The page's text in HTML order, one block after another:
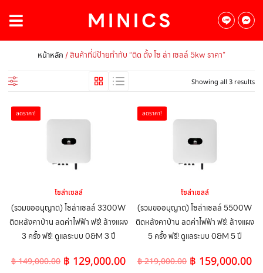
หน้าหลัก / สินค้าที่มีป้ายกำกับ “ติด ตั้ง โซ ล่า เซลล์ 5kw ราคา”
Showing all 3 results
ลดราคา!
โซล่าเซลล์
(รวมขออนุญาต) โซล่าเซลล์ 3300W
ติดหลังคาบ้าน ลดค่าไฟฟ้า ฟรี! ล้างแผง
3 ครั้ง ฟรี! ดูแลระบบ 0&M 3 ปี
฿149,000.00 ฿ 129,000.00
ลดราคา!
โซล่าเซลล์
(รวมขออนุญาต) โซล่าเซลล์ 5500W
ติดหลังคาบ้าน ลดค่าไฟฟ้า ฟรี! ล้างแผง
5 ครั้ง ฟรี! ดูแลระบบ 0&M 5 ปี
฿219,000.00 ฿ 159,000.00